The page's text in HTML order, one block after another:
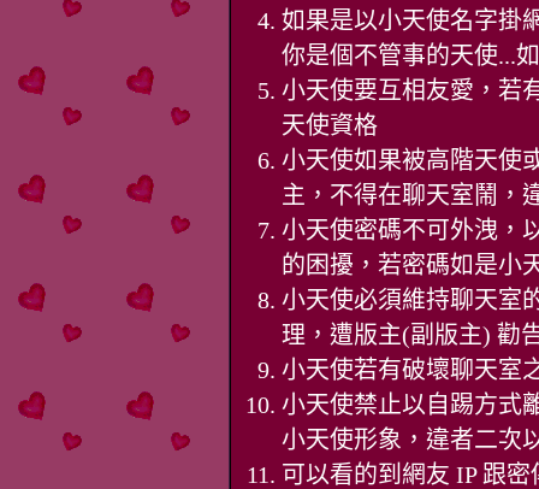
如果是以小天使名字掛
你是個不管事的天使...
小天使要互相友愛，若
天使資格
小天使如果被高階天使
主，不得在聊天室鬧，
小天使密碼不可外洩，
的困擾，若密碼如是小
小天使必須維持聊天室
理，遭版主(副版主) 勸
小天使若有破壞聊天室
小天使禁止以自踢方式
小天使形象，違者二次
可以看的到網友 IP 跟